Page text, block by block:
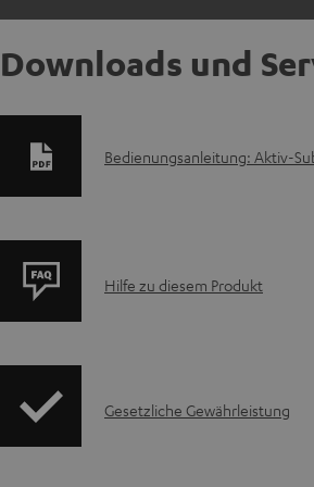
Downloads und
D
u
n
Bedienungsanleitung: Aktiv-
P
d
Hilfe zu diesem Produkt
I
Gesetzliche Gewährleistung